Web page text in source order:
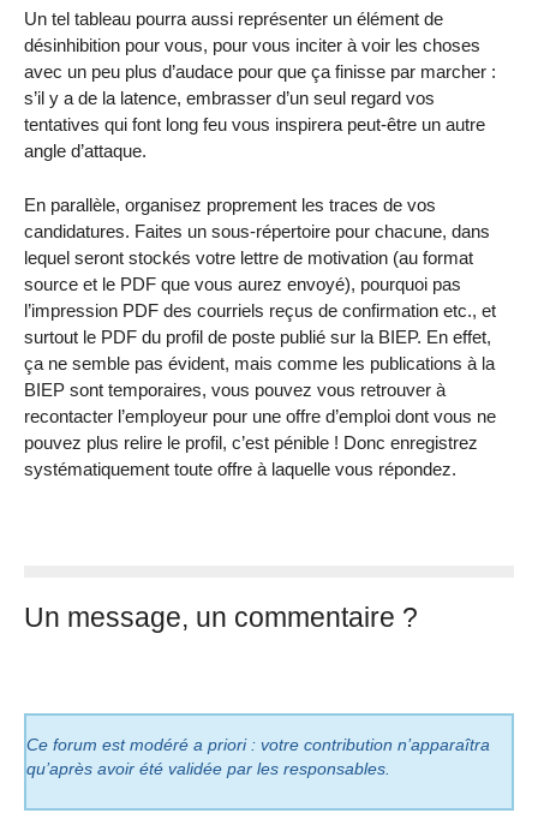
Un tel tableau pourra aussi représenter un élément de
désinhibition pour vous, pour vous inciter à voir les choses
avec un peu plus d’audace pour que ça finisse par marcher :
s’il y a de la latence, embrasser d’un seul regard vos
tentatives qui font long feu vous inspirera peut-être un autre
angle d’attaque.
En parallèle, organisez proprement les traces de vos
candidatures. Faites un sous-répertoire pour chacune, dans
lequel seront stockés votre lettre de motivation (au format
source et le PDF que vous aurez envoyé), pourquoi pas
l’impression PDF des courriels reçus de confirmation etc., et
surtout le PDF du profil de poste publié sur la BIEP. En effet,
ça ne semble pas évident, mais comme les publications à la
BIEP sont temporaires, vous pouvez vous retrouver à
recontacter l’employeur pour une offre d’emploi dont vous ne
pouvez plus relire le profil, c’est pénible ! Donc enregistrez
systématiquement toute offre à laquelle vous répondez.
Un message, un commentaire ?
Ce forum est modéré a priori : votre contribution n’apparaîtra
qu’après avoir été validée par les responsables.